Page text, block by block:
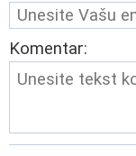
Komentar: